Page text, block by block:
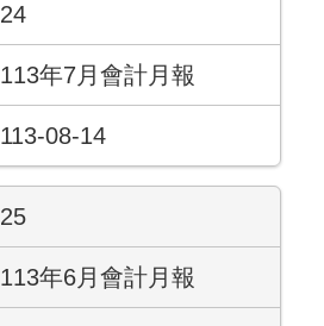
24
113年7月會計月報
113-08-14
25
113年6月會計月報